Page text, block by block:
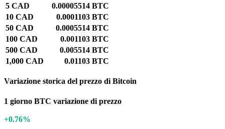
5 CAD
0.00005514 BTC
10 CAD
0.0001103 BTC
50 CAD
0.0005514 BTC
100 CAD
0.001103 BTC
500 CAD
0.005514 BTC
1,000 CAD
0.01103 BTC
Variazione storica del prezzo di Bitcoin
1 giorno BTC variazione di prezzo
+0.76%